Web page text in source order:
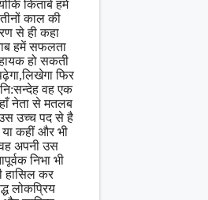
किताबें हमें
काल की
से ही कहा
हमें सफलता
हो सकती
फिर
वह एक
नेता से मतलब
उच्च पद से है
कहीं और भी
वह अपनी उस
निभा भी
हासिल कर
लोकप्रिय